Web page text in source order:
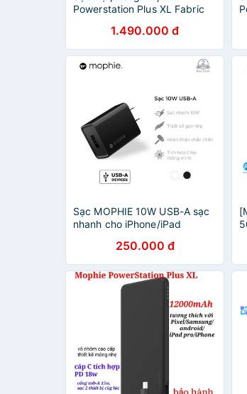
Powerstation Plus XL Fabric
Lightning/Micro
1.490.000 đ
Sạc MOPHIE 10W USB-A sạc
nhanh cho iPhone/iPad
250.000 đ